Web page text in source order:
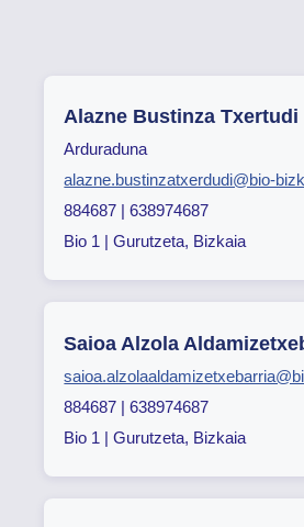
Alazne Bustinza Txertudi
Arduraduna
alazne.bustinzatxerdudi@bio-
884687 | 638974687
Bio 1 | Gurutzeta, Bizkaia
Saioa Alzola
884687 | 638974687
Bio 1 | Gurutzeta, Bizkaia